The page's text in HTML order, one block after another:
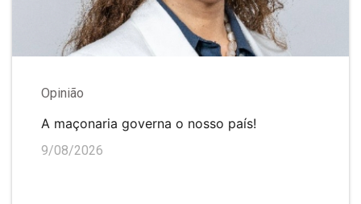
Opinião
A maçonaria governa o nosso país!
9/08/2026